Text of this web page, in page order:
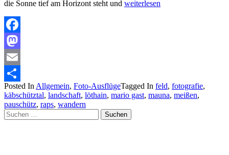
die Sonne tief am Horizont steht und weiterlesen
Facebook
Mastodon
Email
Teilen
Posted In Allgemein, Foto-AusflügeTagged In feld, fotografie,
käbschütztal, landschaft, löthain, mario gast, mauna, meißen,
pauschütz, raps, wandern
Suchen
nach: